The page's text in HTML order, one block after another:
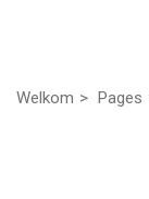
Welkom Pages